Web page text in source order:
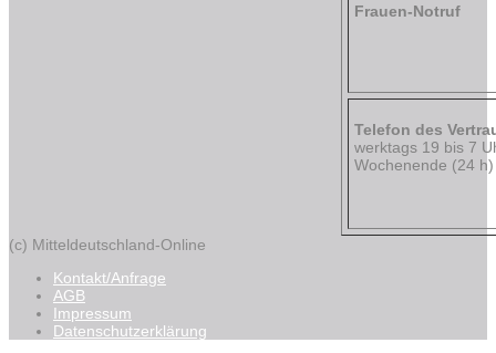
Frauen-Notruf
Telefon des
werktags 19 bis 7
Wochenende (24 h)
(c) Mitteldeutschland-Online
Kontakt/Anfrage
AGB
Impressum
Datenschutzerklärung